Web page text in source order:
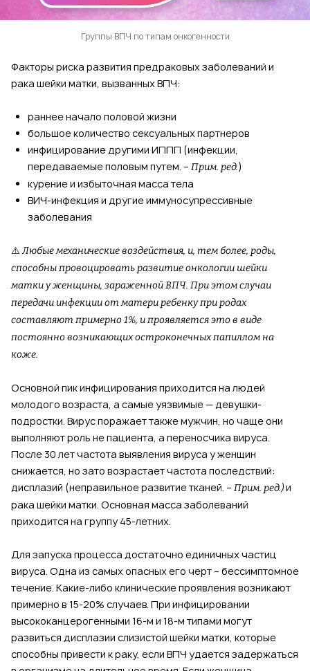
Группы ВПЧ по типам онкогенности
Факторы риска развития предраковых заболеваний и
рака шейки матки, вызванных ВПЧ:
раннее начало половой жизни
большое количество сексуальных партнеров
инфицирование другими ИППП (инфекции,
передаваемые половым путем. – Прим. ред.)
курение и избыточная масса тела
ВИЧ-инфекция и другие иммуносупрессивные
заболевания
⚠️Любые механические воздействия, и, тем более, роды,
способны провоцировать развитие онкологии шейки
матки у женщины, зараженной ВПЧ. При этом случаи
передачи инфекции от матери ребенку при родах
составляют примерно 1%, и проявляется это в виде
постоянно возникающих остроконечных папиллом на
коже.
Основной пик инфицирования приходится на людей
молодого возраста, а самые уязвимые — девушки-
подростки. Вирус поражает также мужчин, но чаще они
выполняют роль не пациента, а переносчика вируса.
После 30 лет частота выявления вируса у женщин
снижается, но зато возрастает частота последствий:
дисплазий (неправильное развитие тканей. – Прим. ред.)и
рака шейки матки. Основная масса заболеваний
приходится на группу 45-летних.
Для запуска процесса достаточно единичных частиц
вируса. Одна из самых опасных его черт – бессимптомное
течение. Какие-либо клинические проявления возникают
примерно в 15-20% случаев. При инфицировании
высококанцерогенными 16-м и 18-м типами могут
развиться дисплазии слизистой шейки матки, которые
способны привести к раку, если ВПЧ удается задержаться